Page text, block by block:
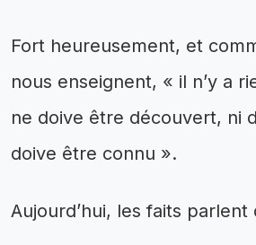
Fort heureusement, et
nous enseignent, « il n’y a
ne doive être découvert, ni
doive être connu ».
Aujourd’hui, les faits parlent